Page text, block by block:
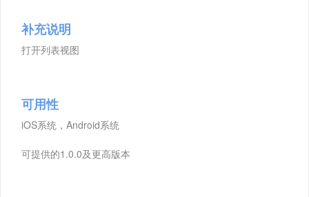
补充说明
打开列表视图
可用性
iOS系统，Android系统
可提供的1.0.0及更高版本